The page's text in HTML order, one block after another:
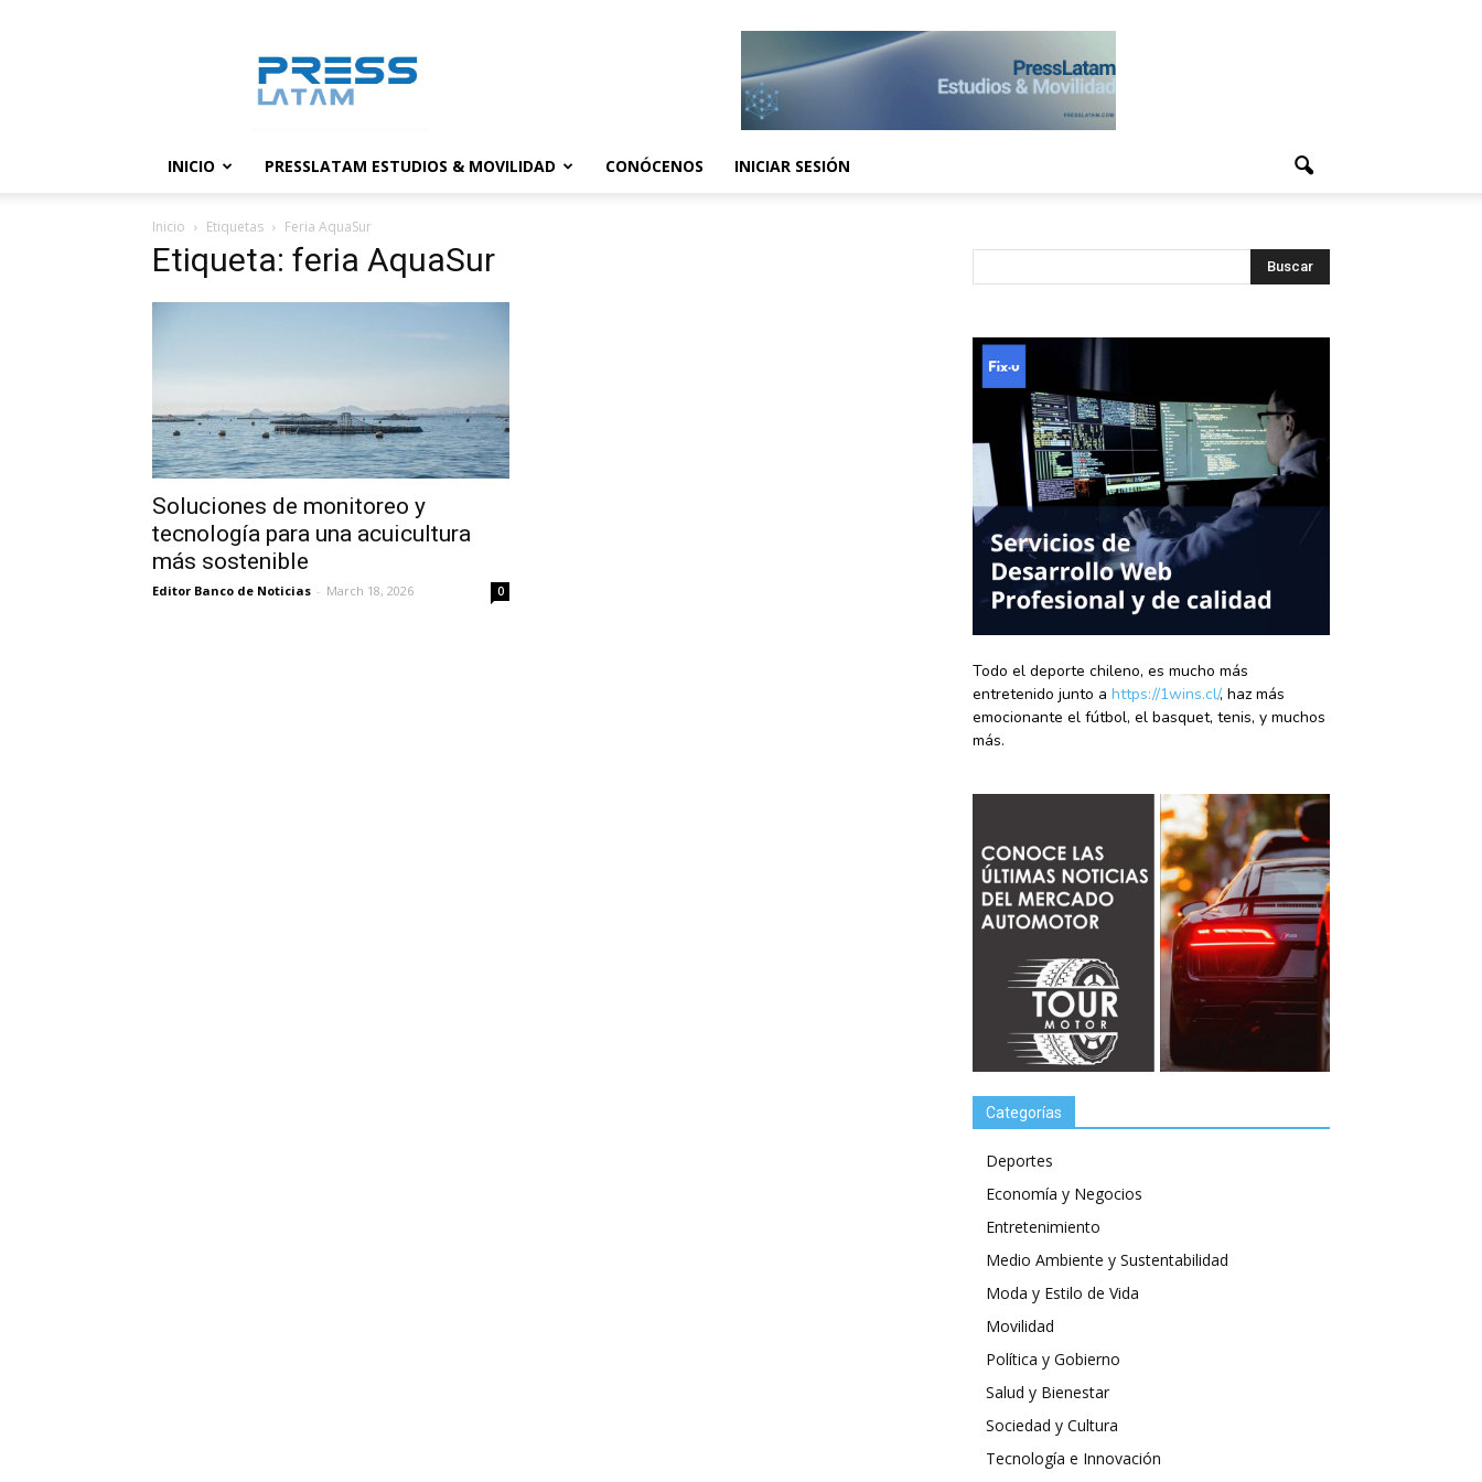
noticias
INICIO PRESSLATAM ESTUDIOS & MOVILIDAD CONÓCENOS INICIAR SESIÓN
Inicio Etiquetas Feria AquaSur
Etiqueta: feria AquaSur
Soluciones de monitoreo y
tecnología para una acuicultura
más sostenible
Editor Banco de Noticias - March 18, 2026 0
Todo el deporte chileno, es mucho más
entretenido junto a https://1wins.cl/, haz más
emocionante el fútbol, el basquet, tenis, y muchos
más.
Categorías
Deportes
Economía y Negocios
Entretenimiento
Medio Ambiente y Sustentabilidad
Moda y Estilo de Vida
Movilidad
Política y Gobierno
Salud y Bienestar
Sociedad y Cultura
Tecnología e Innovación